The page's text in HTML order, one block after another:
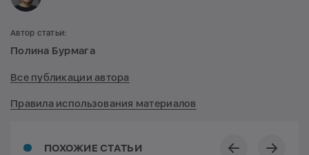
ПОХОЖИЕ СТАТЬИ
Автор статьи:
Полина Бурмага
Все публикации автора
Правила использования материалов